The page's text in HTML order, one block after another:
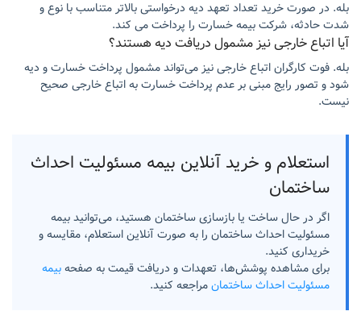
بله. در صورت خرید تعداد تعهد دیه درخواستی بالاتر متناسب با نوع و
شدت حادثه، شرکت بیمه خسارت را پرداخت می کند.
آیا اتباع خارجی نیز مشمول دریافت دیه هستند؟
بله. فوت کارگران اتباع خارجی نیز می‌تواند مشمول پرداخت خسارت و دیه
شود و تصور رایج مبنی بر عدم پرداخت خسارت به اتباع خارجی صحیح
نیست.
استعلام و خرید آنلاین بیمه مسئولیت احداث
ساختمان
اگر در حال ساخت یا بازسازی ساختمان هستید، می‌توانید بیمه
مسئولیت احداث ساختمان را به صورت آنلاین استعلام، مقایسه و
خریداری کنید.
برای مشاهده پوشش‌ها، تعهدات و دریافت قیمت به صفحهبیمه
مسئولیت احداث ساختمانمراجعه کنید.